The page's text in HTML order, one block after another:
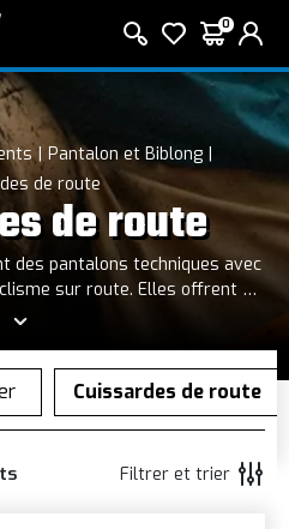
0
Pantalon et Biblong
de route
de route
des pantalons techniques avec
sur route. Elles offrent un
musculaire et un confort
garantissent fraîcheur et
dues au frottement.
Filtrer et trier